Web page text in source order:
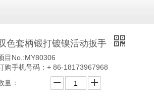
色套柄锻打镀镍活动扳手
目No.:MY80306
购手机号码：+ 86-18173967968
量：